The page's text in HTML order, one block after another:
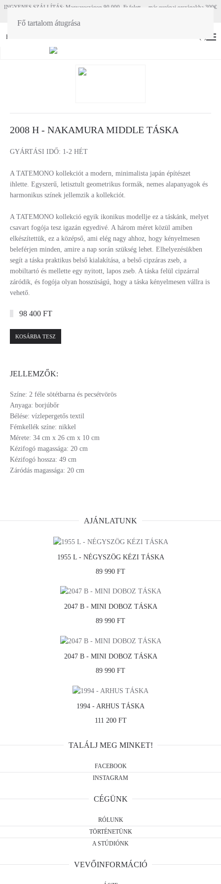
Fő tartalom átugrása
HU
INGYENES SZÁLLÍTÁS: Magyaroszágon 90 000.-Ft felett - más európai országokba 300€
2008 H - NAKAMURA MIDDLE TÁSKA
GYÁRTÁSI IDŐ: 1-2 HÉT
A TATEMONO kollekciót a modern, minimalista japán építészet
ihlette. Egyszerű, letisztult geometrikus formák, nemes alapanyagok és
harmonikus színek jellemzik a kollekciót.
A TATEMONO kollekció egyik ikonikus modellje ez a táskánk, melyet
csavart fogója tesz igazán egyedivé. A három méret közül amiben
elkészítettük, ez a középső, ami elég nagy ahhoz, hogy kényelmesen
beleférjen minden, amire a nap során szükség lehet. Elhelyezésükben
segít a táska praktikus belső kialakítása, a belső cipzáras zseb, a
mobiltartó és mellette egy nyitott, lapos zseb. A táska felül cipzárral
záródik, és fogója olyan hosszúságú, hogy a táska kényelmesen vállra is
vehető.
98 400 FT
KOSÁRBA TESZ
JELLEMZŐK:
Színe: 2 féle sötétbarna és pecsétvörös
Anyaga: borjúbőr
Bélése: vízlepergetős textil
Fémkellék színe: nikkel
Mérete: 34 cm x 26 cm x 10 cm
Kézifogó magassága: 20 cm
Kézifogó hossza: 49 cm
Záródás magassága: 20 cm
AJÁNLATUNK
1955 L - NÉGYSZÖG KÉZI TÁSKA
89 990 FT
2047 B - MINI DOBOZ TÁSKA
89 990 FT
2047 B - MINI DOBOZ TÁSKA
89 990 FT
1994 - ARHUS TÁSKA
111 200 FT
TALÁLJ MEG MINKET!
FACEBOOK
INSTAGRAM
CÉGÜNK
RÓLUNK
TÖRTÉNETÜNK
A STÚDIÓNK
VEVŐINFORMÁCIÓ